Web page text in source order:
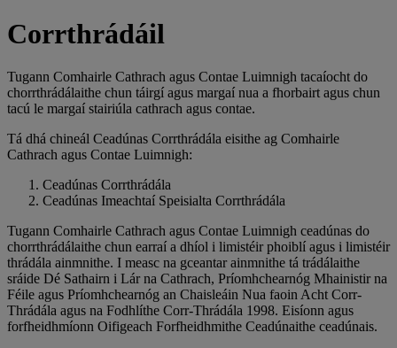
Corrthrádáil
Tugann Comhairle Cathrach agus Contae Luimnigh tacaíocht do
chorrthrádálaithe chun táirgí agus margaí nua a fhorbairt agus chun
tacú le margaí stairiúla cathrach agus contae.
Tá dhá chineál Ceadúnas Corrthrádála eisithe ag Comhairle
Cathrach agus Contae Luimnigh:
Ceadúnas Corrthrádála
Ceadúnas Imeachtaí Speisialta Corrthrádála
Tugann Comhairle Cathrach agus Contae Luimnigh ceadúnas do
chorrthrádálaithe chun earraí a dhíol i limistéir phoiblí agus i limistéir
thrádála ainmnithe. I measc na gceantar ainmnithe tá trádálaithe
sráide Dé Sathairn i Lár na Cathrach, Príomhchearnóg Mhainistir na
Féile agus Príomhchearnóg an Chaisleáin Nua faoin Acht Corr-
Thrádála agus na Fodhlíthe Corr-Thrádála 1998. Eisíonn agus
forfheidhmíonn Oifigeach Forfheidhmithe Ceadúnaithe ceadúnais.